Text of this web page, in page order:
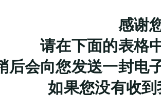
感谢
请在下面的表格
后会向您发送一封电
如果您没有收到